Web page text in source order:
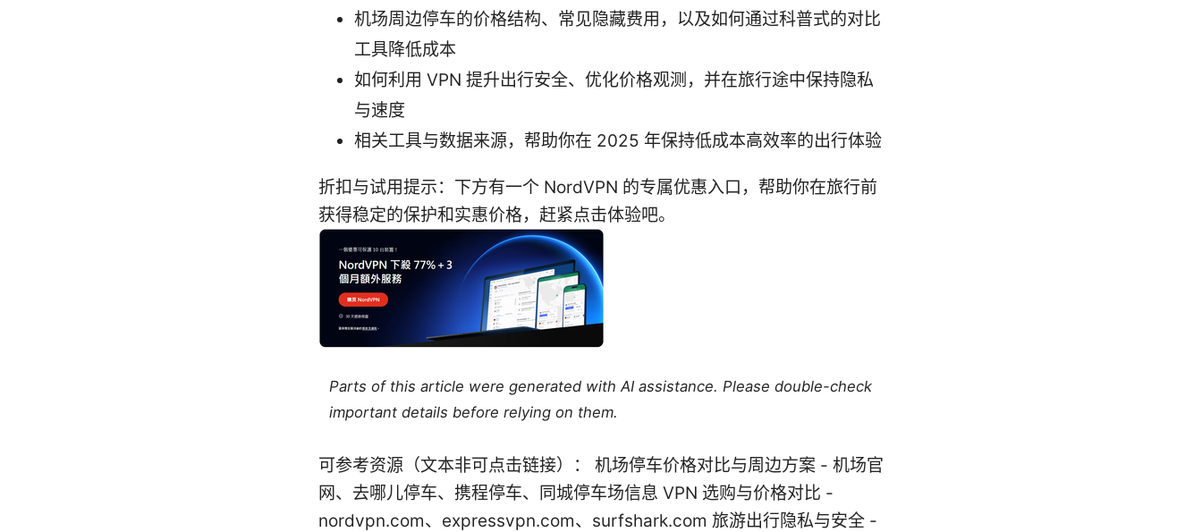
机场周边停车的价格结构、常见隐藏费用，以及如何通过科普式的对比
工具降低成本
如何利用 VPN 提升出行安全、优化价格观测，并在旅行途中保持隐私
与速度
相关工具与数据来源，帮助你在 2025 年保持低成本高效率的出行体验
折扣与试用提示：下方有一个 NordVPN 的专属优惠入口，帮助你在旅行前
获得稳定的保护和实惠价格，赶紧点击体验吧。
Parts of this article were generated with AI assistance. Please double-check
important details before relying on them.
可参考资源（文本非可点击链接）： 机场停车价格对比与周边方案 - 机场官
网、去哪儿停车、携程停车、同城停车场信息 VPN 选购与价格对比 -
nordvpn.com、expressvpn.com、surfshark.com 旅游出行隐私与安全 -